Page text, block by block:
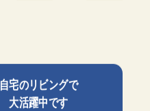
自宅のリビングで
大活躍中です